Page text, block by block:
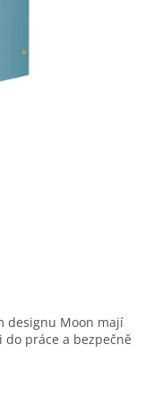
designu Moon mají
práce a bezpečně